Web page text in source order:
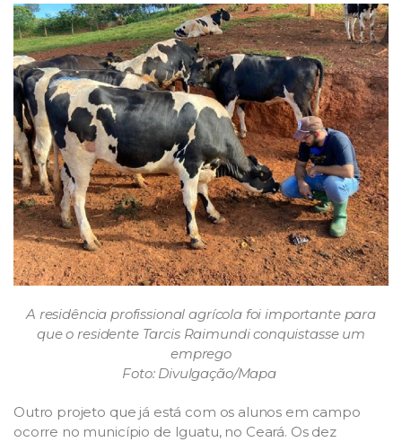
A residência profissional agrícola foi importante para
que o residente Tarcis Raimundi conquistasse um
emprego
Foto: Divulgação/Mapa
Outro projeto que já está com os alunos em campo
ocorre no município de Iguatu, no Ceará. Os dez